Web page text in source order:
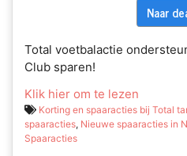
Naar
Total voetbalactie
Club sparen!
Klik hier om te lezen
Korting en spaaracties bij Total
spaaracties, Nieuwe spaaracties in
Spaaracties